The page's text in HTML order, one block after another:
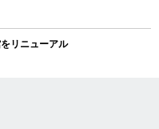
リニューアル